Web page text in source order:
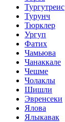
Тургутреис
Турунч
Тюрклер
Ургуп
Фатих
Чамьюва
Чанаккале
Чешме
Чолаклы
Шишли
Эвренсеки
Ялова
Ялыкавак